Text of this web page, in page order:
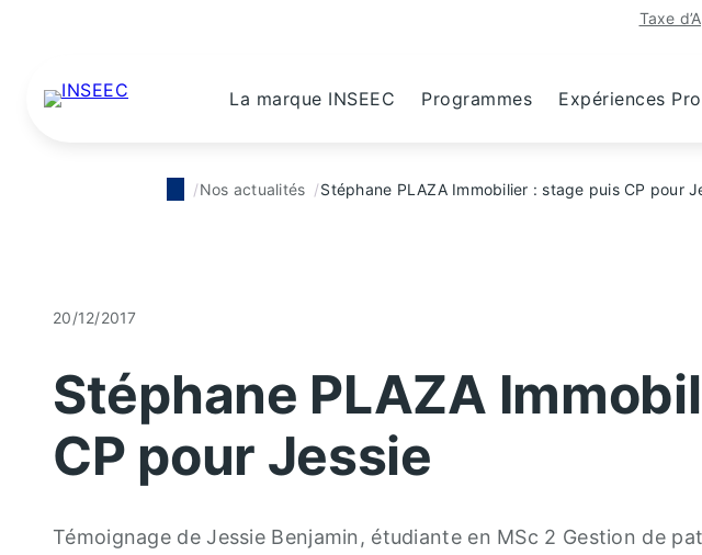
Taxe
La marque INSEEC Programmes Expériences
Nos actualités Stéphane PLAZA Immobilier : stage puis CP pour
20/12/2017
Stéphane PLAZA
CP pour Jessie
Témoignage de Jessie Benjamin, étudiante en MSc 2 Gestion de